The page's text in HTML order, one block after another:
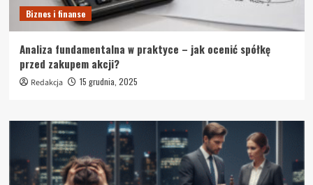
Biznes i finanse
Analiza fundamentalna w praktyce – jak ocenić spółkę
przed zakupem akcji?
Redakcja 15 grudnia, 2025